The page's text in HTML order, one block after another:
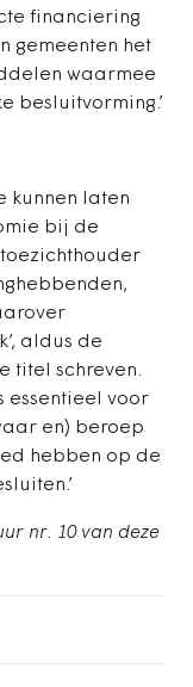
financiering
gemeenten het
waarmee
besluitvorming.’
kunnen laten
bij de
aldus de
titel schreven.
essentieel voor
en) ­beroep
hebben op de
nr. 10 van deze